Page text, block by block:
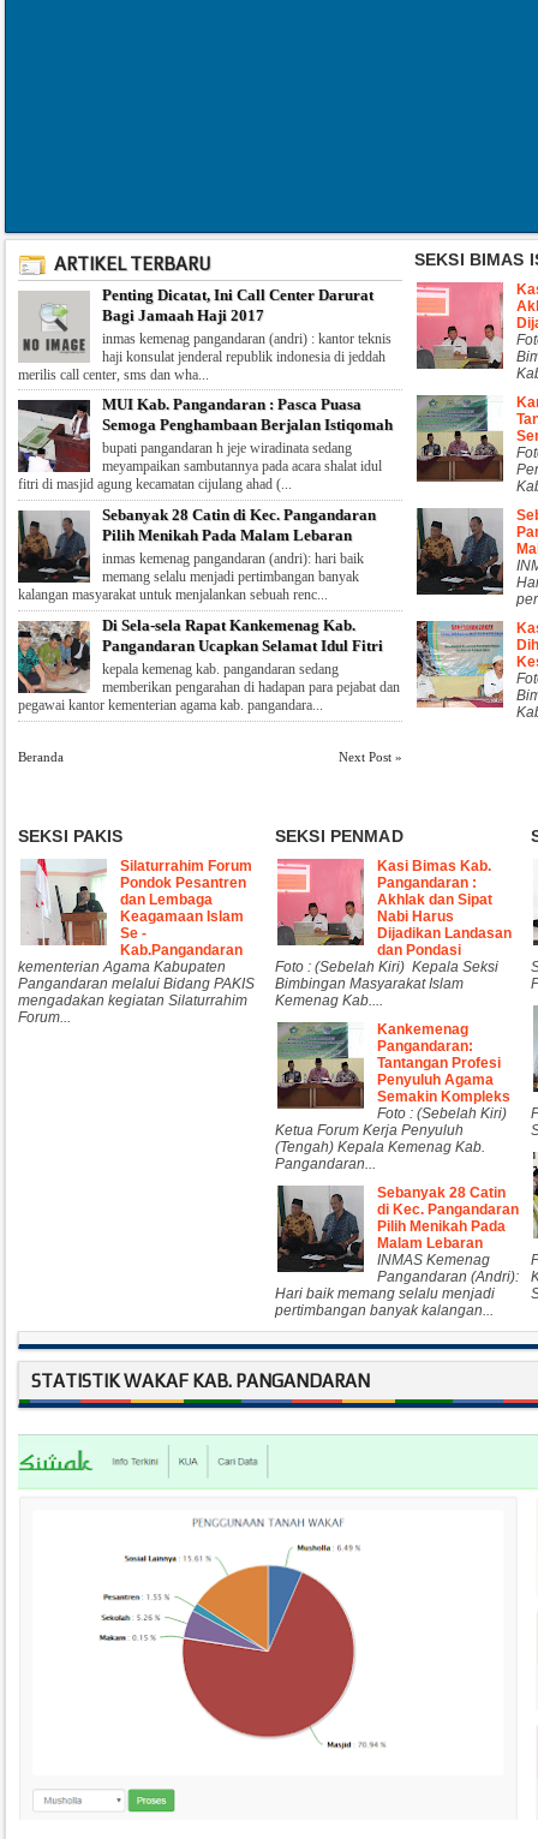
ARTIKEL TERBARU
Penting Dicatat, Ini Call Center Darurat
Bagi Jamaah Haji 2017
MUI Kab. Pangandaran : Pasca Puasa
Semoga Penghambaan Berjalan Istiqomah
Sebanyak 28 Catin di Kec. Pangandaran
Pilih Menikah Pada Malam Lebaran
Di Sela-sela Rapat Kankemenag Kab.
Pangandaran Ucapkan Selamat Idul Fitri
Next Post »
Beranda
SEKSI BIMAS
SEKSI PAKIS
Silaturrahim Forum
Pondok Pesantren
dan Lembaga
Keagamaan Islam
Se -
Kab.Pangandaran
kementerian Agama Kabupaten
Pangandaran melalui Bidang PAKIS
mengadakan kegiatan Silaturrahim
Forum...
SEKSI PENMAD
Kasi Bimas Kab.
Pangandaran :
Akhlak dan Sipat
Nabi Harus
Dijadikan Landasan
dan Pondasi
Foto : (Sebelah Kiri) Kepala Seksi
Bimbingan Masyarakat Islam
Kemenag Kab....
Kankemenag
Pangandaran:
Tantangan Profesi
Penyuluh Agama
Semakin Kompleks
Foto : (Sebelah Kiri)
Ketua Forum Kerja Penyuluh
(Tengah) Kepala Kemenag Kab.
Pangandaran...
Sebanyak 28 Catin
di Kec. Pangandaran
Pilih Menikah Pada
Malam Lebaran
INMAS Kemenag
Pangandaran (Andri):
Hari baik memang selalu menjadi
pertimbangan banyak kalangan...
STATISTIK WAKAF KAB. PANGANDARAN